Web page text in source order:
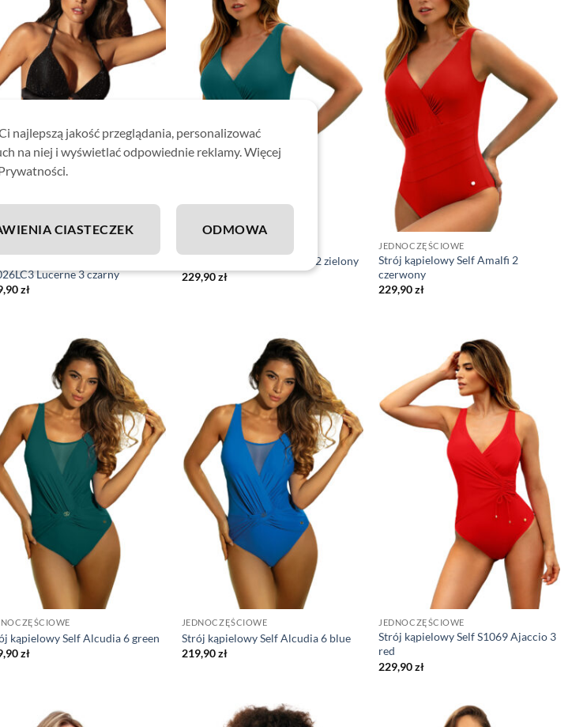
Lucerne 3 czarny
zł
Strój kąpielowy Self Amalfi 2 zielony
229,90zł
JEDNOCZĘŚCIOWE
Strój kąpielowy Self Amalfi 2
czerwony
229,90zł
kąpielowy Self Alcudia 6 green
zł
JEDNOCZĘŚCIOWE
Strój kąpielowy Self Alcudia 6 blue
219,90zł
JEDNOCZĘŚCIOWE
Strój kąpielowy Self S1069 Ajaccio 3
red
229,90zł
najlepszą jakość przeglądania, personalizować
na niej i wyświetlać odpowiednie reklamy. Więcej
CIASTECZEK ODMOWA